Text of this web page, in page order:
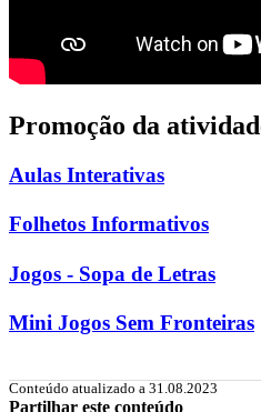
Promoção da
Aulas Interativas
Folhetos Informativos
Jogos - Sopa de Letras
Mini Jogos Sem Fronteiras
Conteúdo atualizado a 31.08.2023
Partilhar este conteúdo